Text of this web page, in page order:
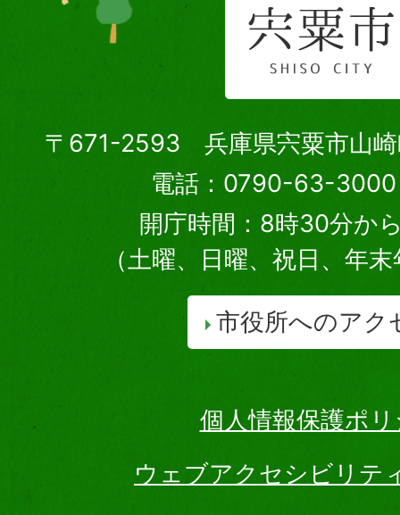
〒671-2593 兵庫県宍粟市山崎
電話：0790-63-3000
開庁時間：8時30分か
（土曜、日曜、祝日、年
市役所へのアク
個人情報保護ポ
ウェブアクセシビリテ